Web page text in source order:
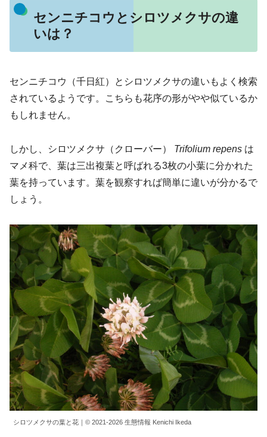
センニチコウとシロツメクサの違
いは？
センニチコウ（千日紅）とシロツメクサの違いもよく検索
されているようです。こちらも花序の形がやや似ているか
もしれません。
しかし、シロツメクサ（クローバー） Trifolium repens は
マメ科で、葉は三出複葉と呼ばれる3枚の小葉に分かれた
葉を持っています。葉を観察すれば簡単に違いが分かるで
しょう。
シロツメクサの葉と花｜© 2021-2026 生態情報 Kenichi Ikeda